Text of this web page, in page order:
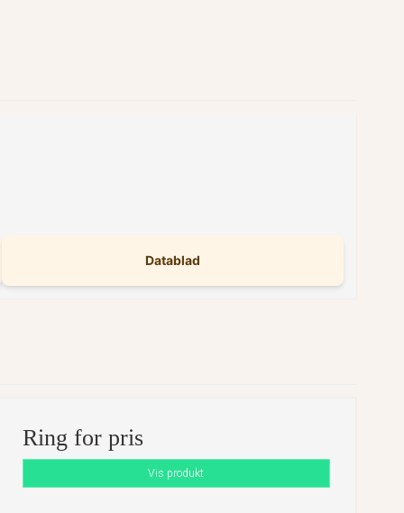
Datablad
Ring for pris
Vis produkt